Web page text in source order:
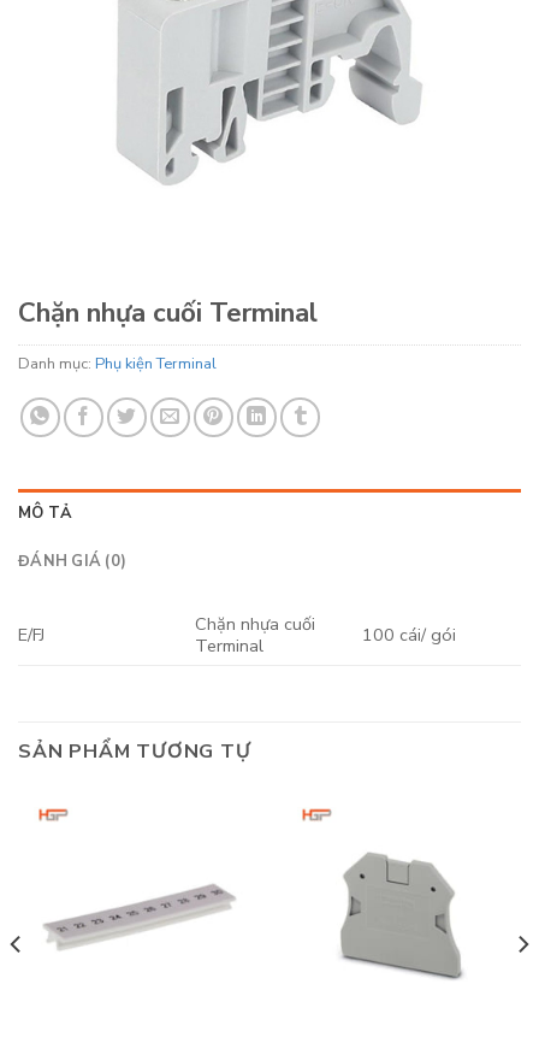
Chặn nhựa cuối Terminal
Danh mục: Phụ kiện Terminal
MÔ TẢ
ĐÁNH GIÁ (0)
E/FJ
Chặn nhựa cuối
Terminal
100 cái/ gói
SẢN PHẨM TƯƠNG TỰ